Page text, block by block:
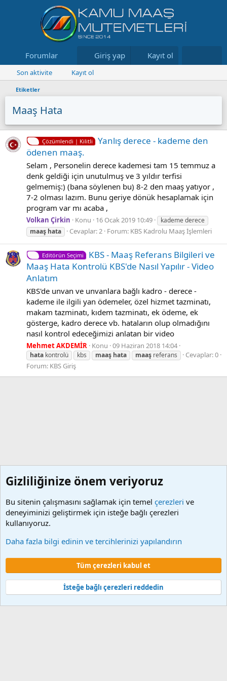
Forumlar Neler yeni Kaynaklar
Giriş yap Kayıt ol
Son aktivite Kayıt ol
Etiketler
Maaş Hata
Çözümlendi | Kilitli
Yanlış derece - kademe den
ödenen maaş.
Selam , Personelin derece kademesi tam 15 temmuz a
denk geldiği için unutulmuş ve 3 yıldır terfisi
gelmemiş:) (bana söylenen bu) 8-2 den maaş yatıyor ,
7-2 olması lazım. Bunu geriye dönük hesaplamak için
program var mı acaba ,
Volkan Çirkin Konu 16 Ocak 2019 10:49
kademe derece
maaş hata Cevaplar: 2 Forum: KBS Kadrolu Maaş İşlemleri
Editörün Seçimi
KBS - Maaş Referans Bilgileri ve
Maaş Hata Kontrolü KBS'de Nasıl Yapılır - Video
Anlatım
KBS'de unvan ve unvanlara bağlı kadro - derece -
kademe ile ilgili yan ödemeler, özel hizmet tazminatı,
makam tazminatı, kıdem tazminatı, ek ödeme, ek
gösterge, kadro derece vb. hataların olup olmadığını
nasıl kontrol edeceğimizi anlatan bir video
Mehmet AKDEMİR Konu 09 Haziran 2018 14:04
hata kontrolü kbs maaş hata maaş referans
Cevaplar: 0
Forum: KBS Giriş
Çerezler
Şartlar ve kurallar
Gizlilik politikası Yardım Ana sayfa
Community platform by XenForo © 2010-2024 XenForo Ltd.
Türkçe yama 🇹🇷 [XGT] Yazılım ve web hizmetleri 2014-2024
Gizliliğinize önem veriyoruz
Bu sitenin çalışmasını sağlamak için temel çerezleri ve
deneyiminizi geliştirmek için isteğe bağlı çerezleri
kullanıyoruz.
Daha fazla bilgi edinin ve tercihlerinizi yapılandırın
Tüm çerezleri kabul et
İsteğe bağlı çerezleri reddedin